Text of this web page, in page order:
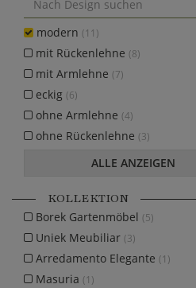
modern (11)
mit Rückenlehne (8)
mit Armlehne (7)
eckig (6)
ohne Armlehne (4)
ohne Rückenlehne (3)
ALLE ANZEIGEN
KOLLEKTION
Borek Gartenmöbel (5)
Uniek Meubiliar (3)
Arredamento Elegante (1)
Masuria (1)